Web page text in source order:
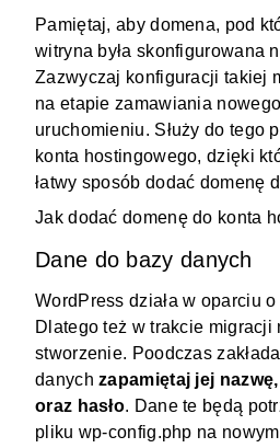
Pamiętaj, aby domena, pod
witryna była skonfigurowana
Zazwyczaj konfiguracji takiej
na etapie zamawiania
uruchomieniu. Służy do tego
konta hostingowego, dzięki
łatwy sposób dodać domenę
Jak dodać domenę do konta
Dane do bazy danych
WordPress działa w oparciu
Dlatego też w trakcie migracji
stworzenie. Poodczas
danychzapamiętaj jej
oraz hasło. Dane te będą
pliku wp-config.php na